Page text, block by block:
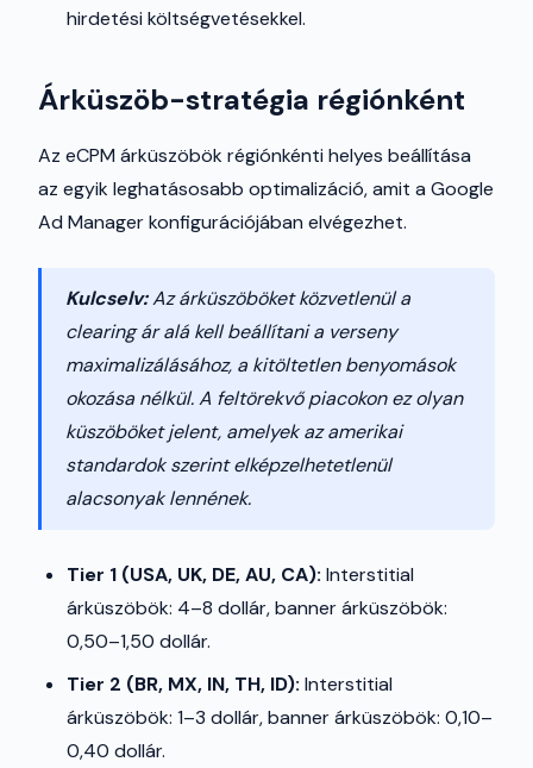
hirdetési költségvetésekkel.
Árküszöb-stratégia régiónként
Az eCPM árküszöbök régiónkénti helyes beállítása
az egyik leghatásosabb optimalizáció, amit a Google
Ad Manager konfigurációjában elvégezhet.
Kulcselv:Az árküszöböket közvetlenül a
clearing ár alá kell beállítani a verseny
maximalizálásához, a kitöltetlen benyomások
okozása nélkül. A feltörekvő piacokon ez olyan
küszöböket jelent, amelyek az amerikai
standardok szerint elképzelhetetlenül
alacsonyak lennének.
Tier 1 (USA, UK, DE, AU, CA): Interstitial
árküszöbök: 4–8 dollár, banner árküszöbök:
0,50–1,50 dollár.
Tier 2 (BR, MX, IN, TH, ID): Interstitial
árküszöbök: 1–3 dollár, banner árküszöbök: 0,10–
0,40 dollár.